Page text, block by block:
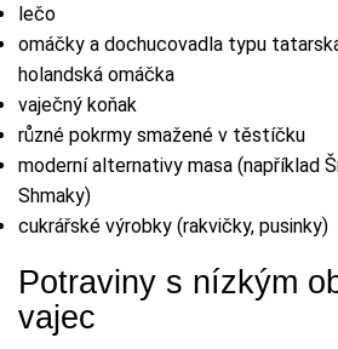
lečo
omáčky a dochucovadla typu
holandská omáčka
vaječný koňak
různé pokrmy smažené v těstíčku
moderní alternativy masa (například
Shmaky)
cukrářské výrobky (rakvičky, pusinky)
Potraviny s nízkým
vajec